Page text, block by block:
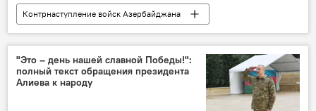
Контрнаступление войск Азербайджана
Карабах
Новости
Азербайджан
Политика
Министерство обороны АР
Ходжавенд
противник
потери
"Это – день нашей славной Победы!":
полный текст обращения президента
Алиева к народу